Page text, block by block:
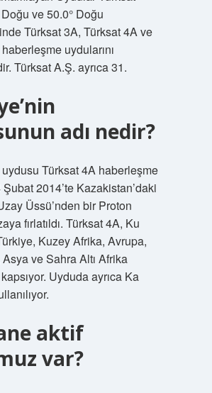
ve 50.0° Doğu
Türksat 3A, Türksat 4A ve
uydularını
Türksat A.Ş. ayrıca 31.
adı nedir?
Türksat 4A haberleşme
2014’te Kazakistan’daki
Üssü’nden bir Proton
fırlatıldı. Türksat 4A, Ku
Kuzey Afrika, Avrupa,
ve Sahra Altı Afrika
Uyduda ayrıca Ka
aktif
var?